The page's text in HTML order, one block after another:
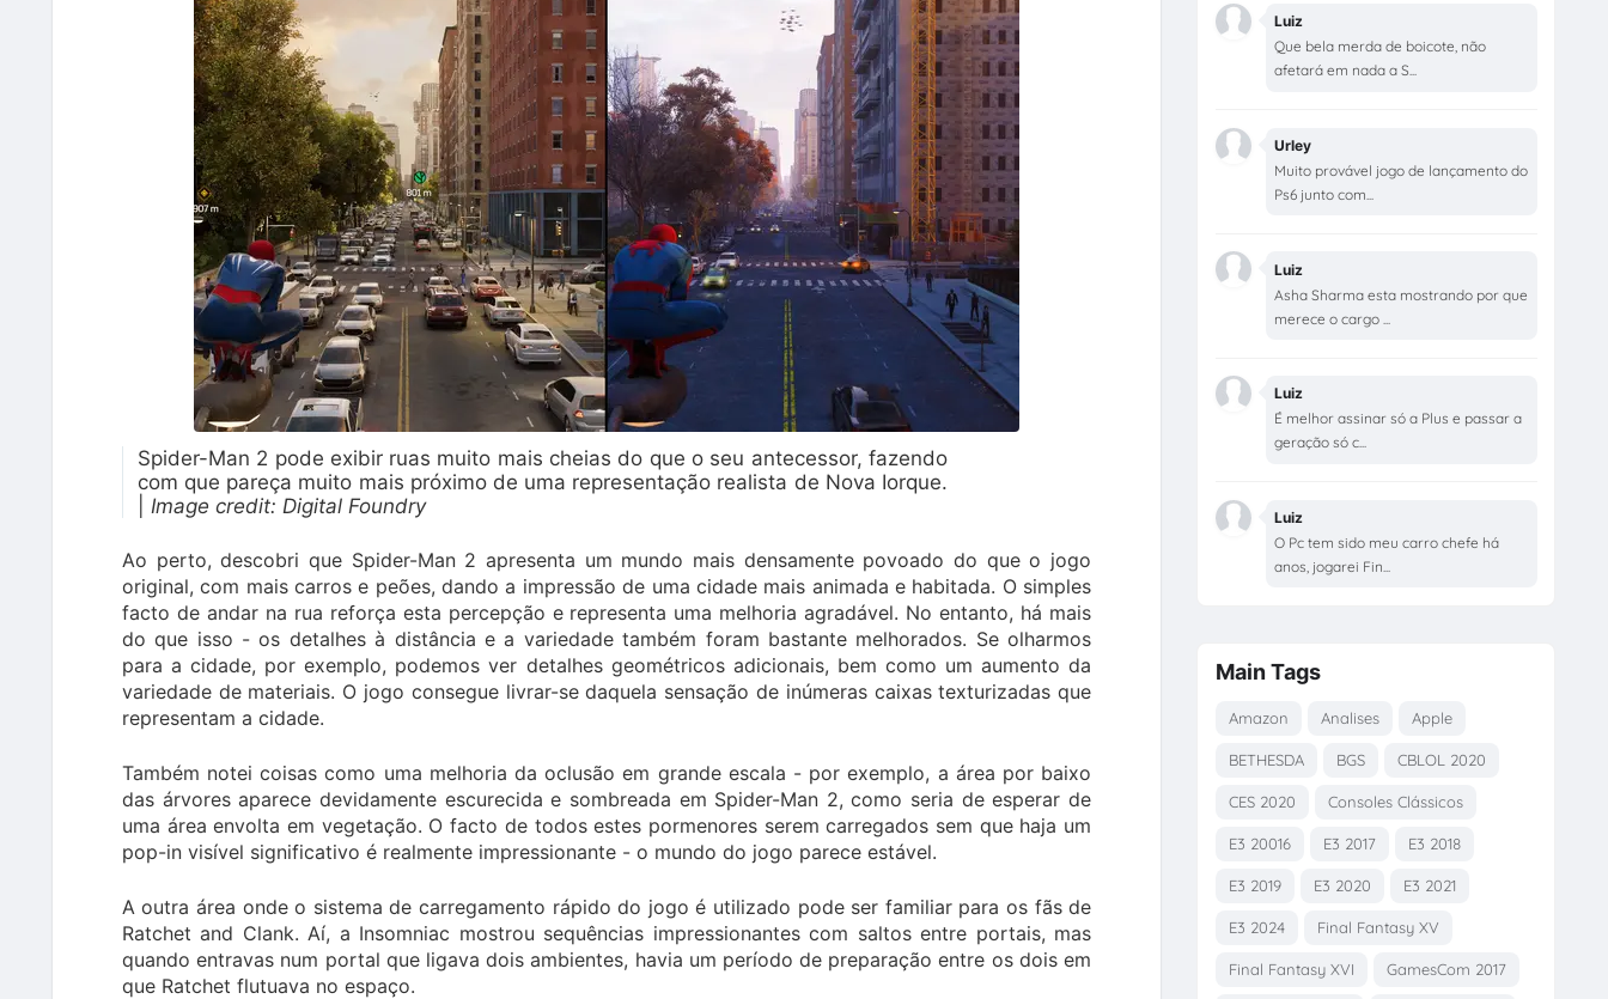
Spider-Man 2 pode exibir ruas muito mais cheias do que o seu antecessor, fazendo
com que pareça muito mais próximo de uma representação realista de Nova Iorque.
Image credit: Digital Foundry
Ao perto, descobri que Spider-Man 2 apresenta um mundo mais densamente povoado do que o jogo
original, com mais carros e peões, dando a impressão de uma cidade mais animada e habitada. O simples
facto de andar na rua reforça esta percepção e representa uma melhoria agradável. No entanto, há mais
do que isso - os detalhes à distância e a variedade também foram bastante melhorados. Se olharmos
para a cidade, por exemplo, podemos ver detalhes geométricos adicionais, bem como um aumento da
variedade de materiais. O jogo consegue livrar-se daquela sensação de inúmeras caixas texturizadas que
representam a cidade.
Também notei coisas como uma melhoria da oclusão em grande escala - por exemplo, a área por baixo
das árvores aparece devidamente escurecida e sombreada em Spider-Man 2, como seria de esperar de
uma área envolta em vegetação. O facto de todos estes pormenores serem carregados sem que haja um
pop-in visível significativo é realmente impressionante - o mundo do jogo parece estável.
A outra área onde o sistema de carregamento rápido do jogo é utilizado pode ser familiar para os fãs de
Ratchet and Clank. Aí, a Insomniac mostrou sequências impressionantes com saltos entre portais, mas
quando entravas num portal que ligava dois ambientes, havia um período de preparação entre os dois em
que Ratchet flutuava no espaço.
Luiz
Que bela merda de boicote, não
afetará em nada a S...
Urley
Muito provável jogo de lançamento do
Ps6 junto com...
Luiz
Asha Sharma esta mostrando por que
merece o cargo ...
Luiz
É melhor assinar só a Plus e passar a
geração só c...
Luiz
O Pc tem sido meu carro chefe há
anos, jogarei Fin...
Main Tags
Amazon Analises Apple
BETHESDA BGS CBLOL 2020
CES 2020 Consoles Clássicos
E3 20016 E3 2017 E3 2018
E3 2019 E3 2020 E3 2021
E3 2024 Final Fantasy XV
Final Fantasy XVI GamesCom 2017